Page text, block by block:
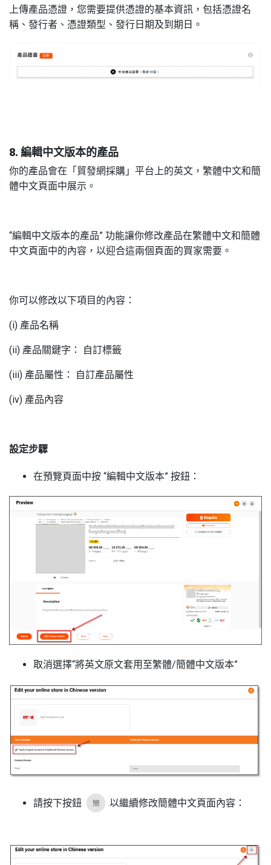
上傳產品憑證，您需要提供憑證的基本資訊，包括憑證名
稱、發行者、憑證類型、發行日期及到期日。
8. 編輯中文版本的產品
你的產品會在「貿發網採購」平台上的英文，繁體中文和簡
體中文頁面中展示。
“編輯中文版本的產品” 功能讓你修改產品在繁體中文和簡體
中文頁面中的內容，以迎合這兩個頁面的買家需要。
你可以修改以下項目的內容：
(i) 產品名稱
(ii) 產品關鍵字： 自訂標籤
(iii) 產品屬性： 自訂產品屬性
(iv) 產品內容
設定步驟
在預覽頁面中按 “編輯中文版本” 按鈕：
取消選擇“將英文原文套用至繁體/簡體中文版本”
請按下按鈕 以繼續修改簡體中文頁面內容：